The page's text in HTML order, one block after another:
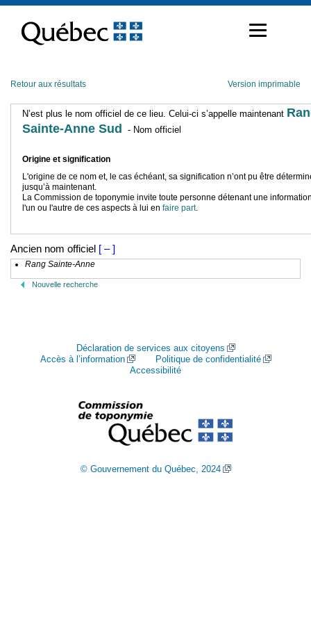
contenu
Retour aux résultats Version imprimable
N’est plus le nom officiel de ce lieu. Celui-ci s’appelle maintenant
Sainte-Anne Sud
- Nom officiel
Origine et signification
L'origine de ce nom et, le cas échéant, sa signification n’ont pu être
jusqu’à maintenant.
La Commission de toponymie invite toute personne détenant une
l'un ou l'autre de ces aspects à lui en faire part.
Ancien nom officiel [ – ]
Rang Sainte-Anne
Nouvelle recherche
Déclaration de services aux citoyens
Accès à l’information
Politique de confidentialité
Accessibilité
© Gouvernement du Québec, 2024